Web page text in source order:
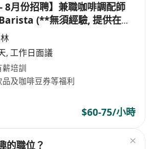
- 8月份招聘】兼職咖啡調配師
(**無須經驗, 提供在職
, 工作日面議
培訓
及咖啡豆券等福利
$60-75/小時
的職位？